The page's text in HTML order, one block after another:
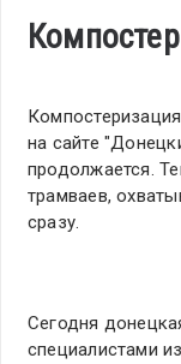
на сайте
продолжается.
трамваев,
сразу.
Сегодня
специалистами